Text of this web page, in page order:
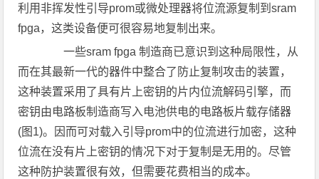
利用非挥发性引导prom或微处理器将位流源复制到sram
fpga，这类设备便可很容易地复制出来。
一些sram fpga 制造商已意识到这种局限性，从
而在其最新一代的器件中整合了防止复制攻击的装置，
这种装置采用了具有片上密钥的片内位流解码引擎，而
密钥由电路板制造商写入电池供电的电路板片载存储器
(图1)。因而可对载入引导prom中的位流进行加密，这种
位流在没有片上密钥的情况下对于复制是无用的。尽管
这种防护装置很有效，但需要花费相当的成本。